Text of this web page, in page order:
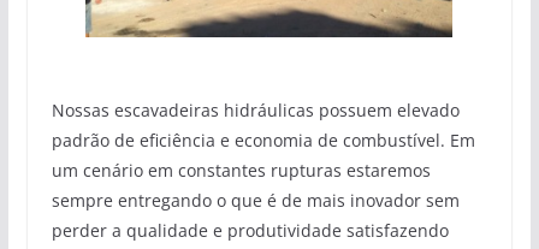
Nossas escavadeiras hidráulicas possuem elevado
padrão de eficiência e economia de combustível. Em
um cenário em constantes rupturas estaremos
sempre entregando o que é de mais inovador sem
perder a qualidade e produtividade satisfazendo